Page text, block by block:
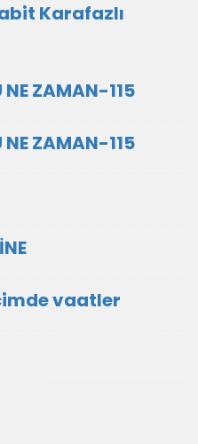
Karafazlı
NE ZAMAN-115
NE ZAMAN-115
vaatler